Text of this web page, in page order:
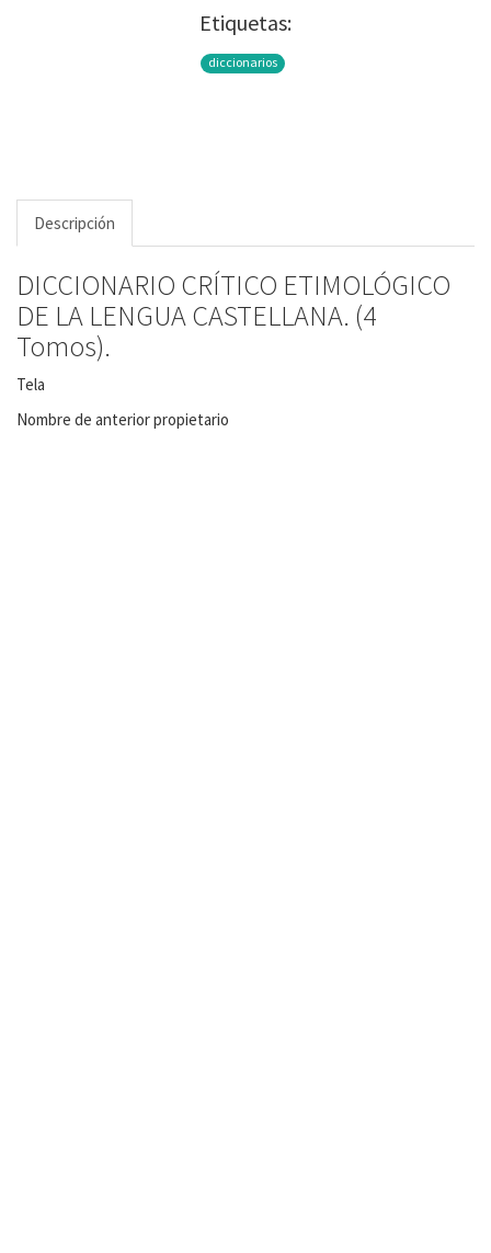
Etiquetas:
diccionarios
Descripción
DICCIONARIO CRÍTICO ETIMOLÓGICO
DE LA LENGUA CASTELLANA. (4
Tomos).
Tela
Nombre de anterior propietario